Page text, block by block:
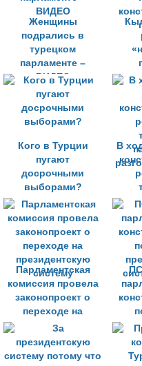
Женщины
подрались в
турецком
парламенте –
ВИДЕО
Кого в Турции
пугают
досрочными
выборами?
В
Парламентская
комиссия провела
законопроект о
переходе на
президентскую
систему